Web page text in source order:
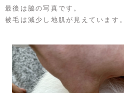
最後は脇の写真です。
被毛は減少し地肌が見えています。